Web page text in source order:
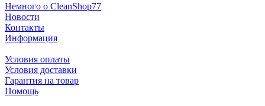
Немного о CleanShop77
Новости
Контакты
Информация
Условия оплаты
Условия доставки
Гарантия на товар
Помощь